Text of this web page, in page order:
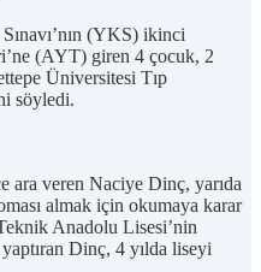
(YKS) ikinci
(AYT) giren 4 çocuk, 2
Üniversitesi Tıp
söyledi.
ara veren Naciye Dinç, yarıda
almak için okumaya karar
Anadolu Lisesi’nin
Dinç, 4 yılda liseyi